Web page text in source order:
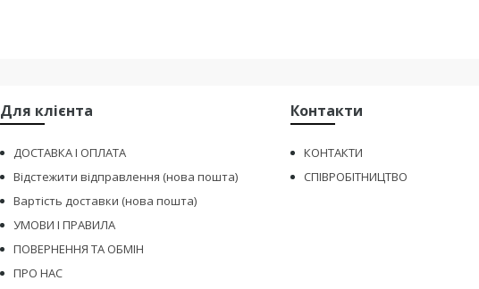
Для клієнта
ДОСТАВКА І ОПЛАТА
Відстежити відправлення (нова пошта)
Вартість доставки (нова пошта)
УМОВИ І ПРАВИЛА
ПОВЕРНЕННЯ ТА ОБМІН
ПРО НАС
Контакти
КОНТАКТИ
СПІВРОБІТНИЦТВО